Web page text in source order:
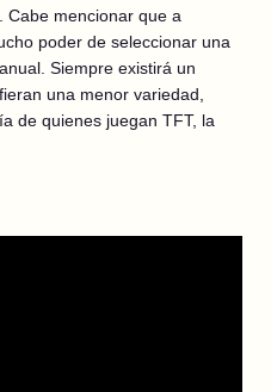
Cabe mencionar que a
poder de seleccionar una
Siempre existirá un
una menor variedad,
de quienes juegan TFT, la